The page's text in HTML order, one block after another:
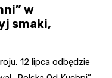
w
smaki,
12 lipca odbędzie